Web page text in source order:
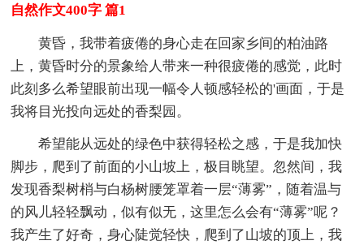
自然作文400字 篇1
黄昏，我带着疲倦的身心走在回家乡间的柏油路
上，黄昏时分的景象给人带来一种很疲倦的感觉，此时
此刻多么希望眼前出现一幅令人顿感轻松的'画面，于是
我将目光投向远处的香梨园。
希望能从远处的绿色中获得轻松之感，于是我加快
脚步，爬到了前面的小山坡上，极目眺望。忽然间，我
发现香梨树梢与白杨树腰笼罩着一层“薄雾”，随着温与
的风儿轻轻飘动，似有似无，这里怎么会有“薄雾”呢？
我产生了好奇，身心陡觉轻快，爬到了山坡的顶上，我